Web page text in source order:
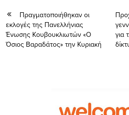
Πραγματοποιήθηκαν οι
εκλογές της Πανελλήνιας
Ένωσης Κουβουκλιωτών «Ο
Όσιος Βαραδάτος» την Κυριακή
για